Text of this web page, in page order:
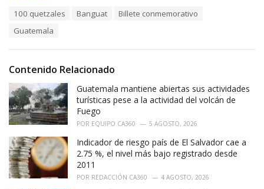
i
s
:
100 quetzales Banguat
Billete conmemorativo
Guatemala
Contenido Relacionado
Guatemala mantiene abiertas sus actividades
turísticas pese a la actividad del volcán de
Fuego
POR EQUIPO CA360 5 AGOSTO, 2026
Indicador de riesgo país de El Salvador cae a
2.75 %, el nivel más bajo registrado desde
2011
POR REDACCIÓN CA360 4 AGOSTO, 2026